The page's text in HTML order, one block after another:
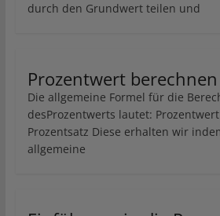
durch den Grundwert teilen und
Prozentwert berechnen
Die allgemeine Formel für die
desProzentwerts lautet:
Prozentsatz Diese erhalten wir
allgemeine